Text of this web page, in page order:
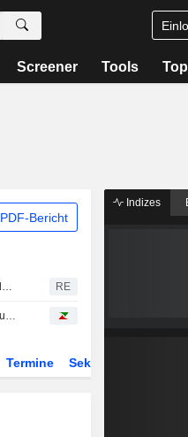
Screener Tools
PDF-Bericht
Trade Desk prognostiziert enttäuschenden Quartalsumsatz - Aktie fällt RE
Angeführt von Hermès erreicht Paris neue, bislang unerreichte Höhen
Termine Sektor
Indizes